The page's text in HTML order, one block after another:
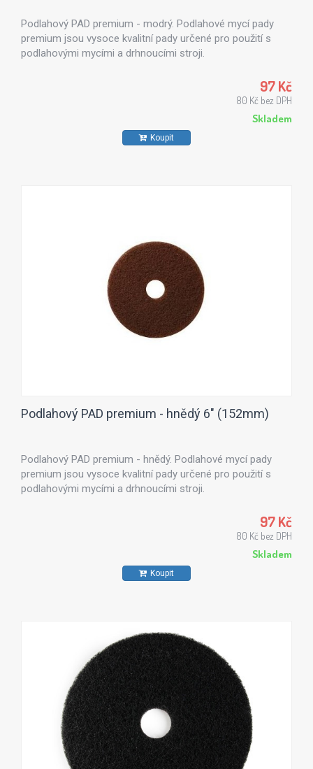
Podlahový PAD premium - modrý. Podlahové mycí pady
premium jsou vysoce kvalitní pady určené pro použití s
podlahovými mycími a drhnoucími stroji.
97 Kč
80 Kč bez DPH
Skladem
Koupit
Podlahový PAD premium - hnědý 6" (152mm)
Podlahový PAD premium - hnědý. Podlahové mycí pady
premium jsou vysoce kvalitní pady určené pro použití s
podlahovými mycími a drhnoucími stroji.
97 Kč
80 Kč bez DPH
Skladem
Koupit